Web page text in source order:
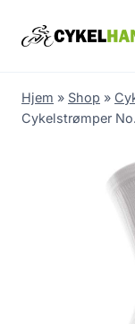
Hjem » Shop »
Cykelstrømper